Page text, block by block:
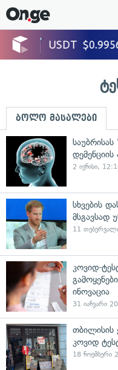
ბოლო მასალები
2 ივნისი,
სხვების
მსგავსად
11
კოვიდ-
ინოვაცია
31 იანვარი
თბილისის
კოვიდ
18 ნოემბერი